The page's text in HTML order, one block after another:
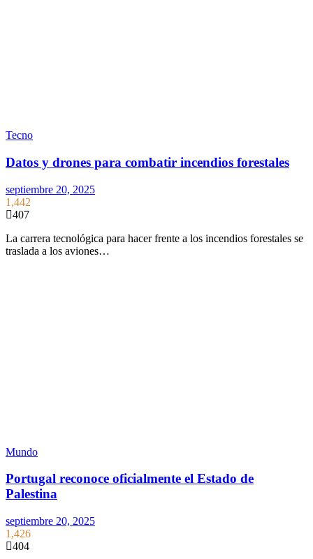
Tecno
Datos y drones para combatir incendios forestales
septiembre 20, 2025
1,442
407
La carrera tecnológica para hacer frente a los incendios forestales se
traslada a los aviones…
Mundo
Portugal reconoce oficialmente el Estado de
Palestina
septiembre 20, 2025
1,426
404